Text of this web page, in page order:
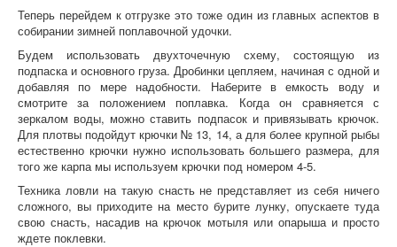
Теперь перейдем к отгрузке это тоже один из главных аспектов в
собирании зимней поплавочной удочки.
Будем использовать двухточечную схему, состоящую из
подпаска и основного груза. Дробинки цепляем, начиная с одной и
добавляя по мере надобности. Наберите в емкость воду и
смотрите за положением поплавка. Когда он сравняется с
зеркалом воды, можно ставить подпасок и привязывать крючок.
Для плотвы подойдут крючки № 13, 14, а для более крупной рыбы
естественно крючки нужно использовать большего размера, для
того же карпа мы используем крючки под номером 4-5.
Техника ловли на такую снасть не представляет из себя ничего
сложного, вы приходите на место бурите лунку, опускаете туда
свою снасть, насадив на крючок мотыля или опарыша и просто
ждете поклевки.